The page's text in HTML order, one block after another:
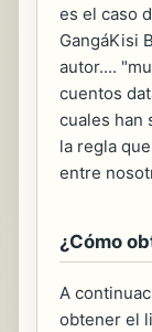
es el caso
GangáKisi
autor....
cuentos
cuales han
la regla
entre
¿Cómo
A
obtener el